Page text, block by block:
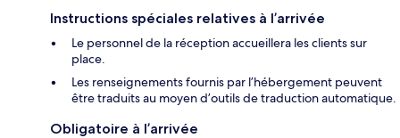
Instructions spéciales relatives à l’arrivée
Le personnel de la réception accueillera les clients sur
place.
Les renseignements fournis par l’hébergement peuvent
être traduits au moyen d’outils de traduction automatique.
Obligatoire à l’arrivée